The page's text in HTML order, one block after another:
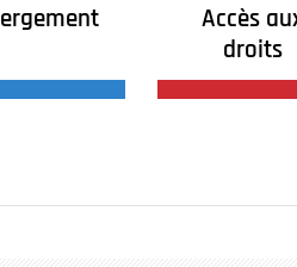
Accès
droits